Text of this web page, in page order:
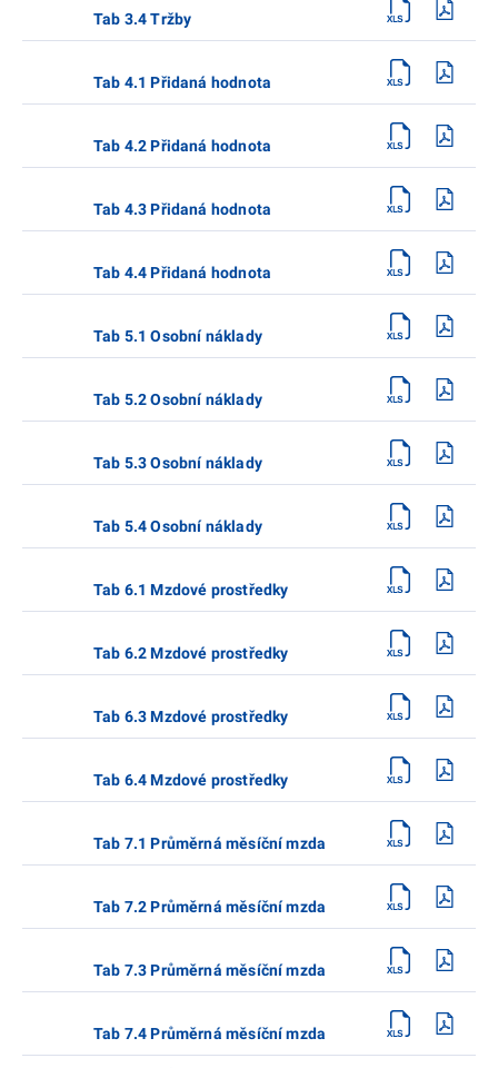
Tab 3.4 Tržby
Tab 4.1 Přidaná hodnota
Tab 4.2 Přidaná hodnota
Tab 4.3 Přidaná hodnota
Tab 4.4 Přidaná hodnota
Tab 5.1 Osobní náklady
Tab 5.2 Osobní náklady
Tab 5.3 Osobní náklady
Tab 5.4 Osobní náklady
Tab 6.1 Mzdové prostředky
Tab 6.2 Mzdové prostředky
Tab 6.3 Mzdové prostředky
Tab 6.4 Mzdové prostředky
Tab 7.1 Průměrná měsíční mzda
Tab 7.2 Průměrná měsíční mzda
Tab 7.3 Průměrná měsíční mzda
Tab 7.4 Průměrná měsíční mzda